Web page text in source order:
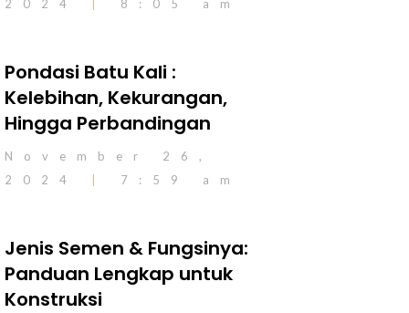
2024
8:05 am
Pondasi Batu Kali :
Kelebihan, Kekurangan,
Hingga Perbandingan
November 26,
2024
7:59 am
Jenis Semen & Fungsinya:
Panduan Lengkap untuk
Konstruksi